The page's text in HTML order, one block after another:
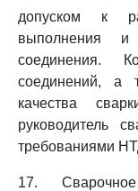
допуском к
выполнения и
соединения.
соединений, а
качества
руководитель
требованиями
17.